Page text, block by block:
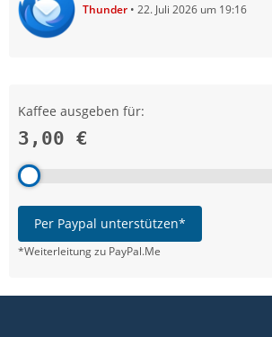
Thunder 22. Juli 2026 um 19:16
Kaffee ausgeben für:
3,00 €
Per Paypal unterstützen*
*Weiterleitung zu PayPal.Me